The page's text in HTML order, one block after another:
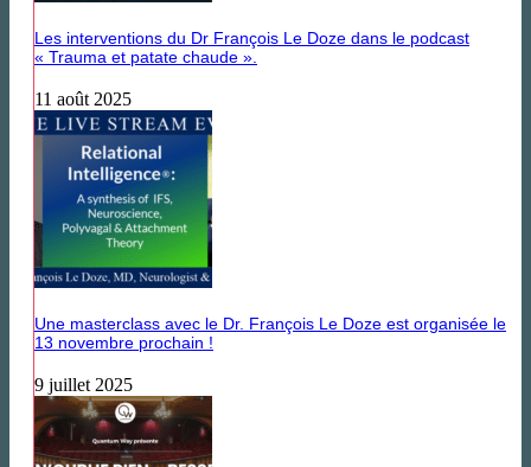
Les interventions du Dr François Le Doze dans le podcast
« Trauma et patate chaude ».
11 août 2025
Une masterclass avec le Dr. François Le Doze est organisée le
13 novembre prochain !
9 juillet 2025